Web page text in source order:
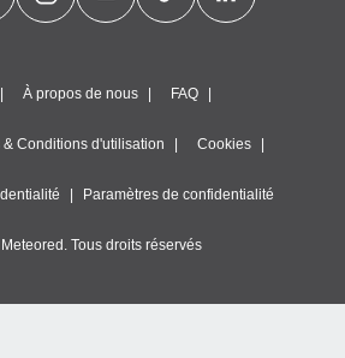
À propos de nous FAQ
Conditions d'utilisation Cookies
Paramètres de confidentialité
Tous droits réservés